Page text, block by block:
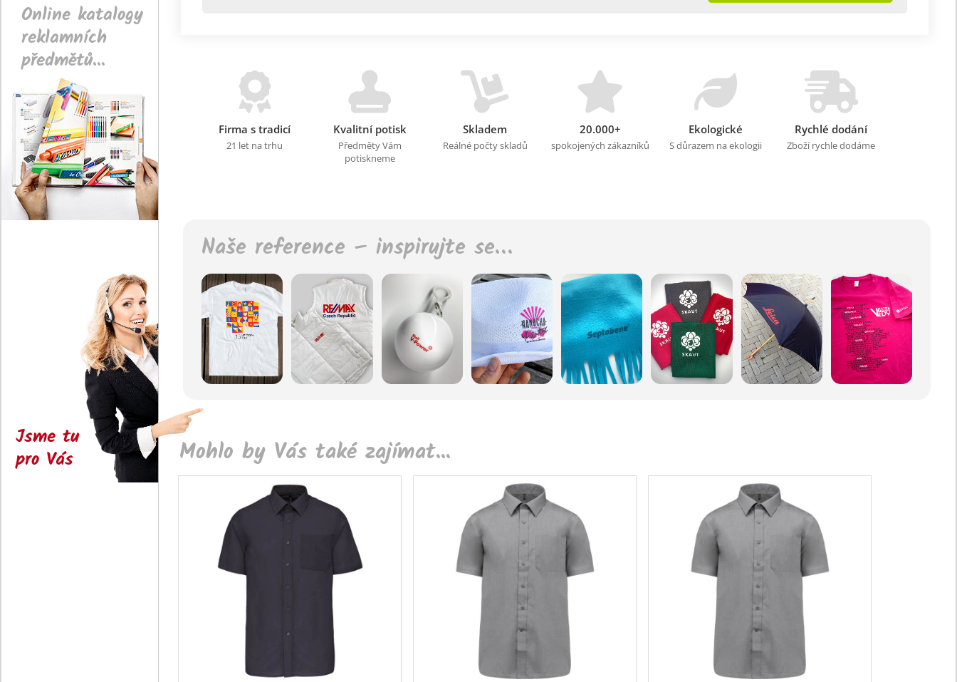
Online katalogy
reklamních
předmětů...
Jsme tu
pro Vás
Firma s tradicí
21 let na trhu
Kvalitní potisk
Předměty Vám
potiskneme
Skladem
Reálné počty skladů
20.000+
spokojených zákazníků
Ekologické
S důrazem na ekologii
Rychlé dodání
Zboží rychle dodáme
Naše reference – inspirujte se…
Mohlo by Vás také zajímat...